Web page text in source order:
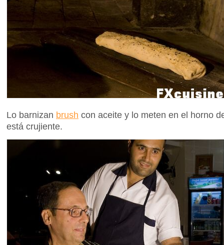
Lo barnizan brush con aceite y lo meten en el horno
está crujiente.